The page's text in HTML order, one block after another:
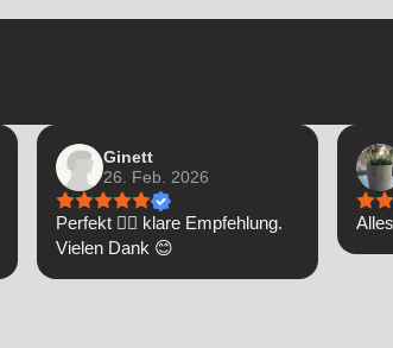
Ginett
26. Feb. 2026
Perfekt 👌🏼 klare Empfehlung.
Vielen Dank 😊